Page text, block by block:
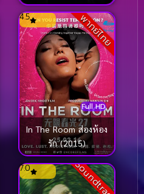
นอน
พากย์ไทย
Full HD
4.5
In The Room ส่องห้อง
รัก (2015)
Soundtrack
7.0